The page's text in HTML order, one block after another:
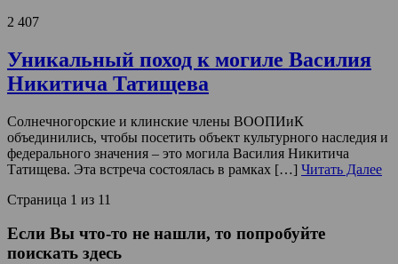
2 407
Уникальный поход к могиле Василия
Никитича Татищева
Солнечногорские и клинские члены ВООПИиК
объединились, чтобы посетить объект культурного наследия и
федерального значения – это могила Василия Никитича
Татищева. Эта встреча состоялась в рамках […] Читать Далее
Страница 1 из 11
Если Вы что-то не нашли, то попробуйте
поискать здесь